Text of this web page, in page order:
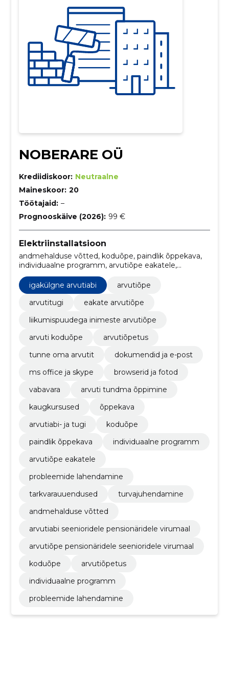
NOBERARE OÜ
Krediidiskoor: Neutraalne
Maineskoor: 20
Töötajaid: –
Prognooskäive (2026): 99 €
Elektriinstallatsioon
andmehalduse võtted, koduõpe, paindlik õppekava,
individuaalne programm, arvutiõpe eakatele,
probleemide lahendamine, tarkvarauuendused,
turvajuhendamine, individuaalne programm,
arvutiõpetus
igakülgne arvutiabi
arvutiõpe
arvutitugi
eakate arvutiõpe
liikumispuudega inimeste arvutiõpe
arvuti koduõpe
arvutiõpetus
tunne oma arvutit
dokumendid ja e-post
ms office ja skype
browserid ja fotod
vabavara
arvuti tundma õppimine
kaugkursused
õppekava
arvutiabi- ja tugi
koduõpe
paindlik õppekava
individuaalne programm
arvutiõpe eakatele
probleemide lahendamine
tarkvarauuendused
turvajuhendamine
andmehalduse võtted
arvutiabi seenioridele pensionäridele virumaal
arvutiõpe pensionäridele seenioridele virumaal
koduõpe
arvutiõpetus
individuaalne programm
probleemide lahendamine